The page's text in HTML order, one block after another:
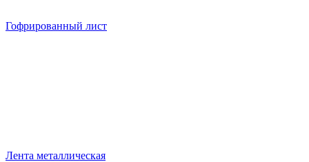
Гофрированный лист
Лента металлическая